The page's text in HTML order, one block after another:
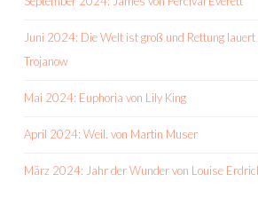
Juni 2024: Die Welt ist groß und Rettung lauert
Trojanow
Mai 2024: Euphoria von Lily King
April 2024: Weil. von Martin Muser
März 2024: Jahr der Wunder von Louise